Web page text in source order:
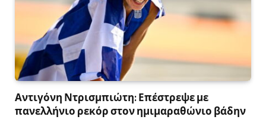
Αντιγόνη Ντρισμπιώτη: Επέστρεψε με
πανελλήνιο ρεκόρ στον ημιμαραθώνιο βάδην